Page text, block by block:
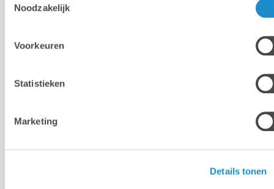
Noodzakelijk
Voorkeuren
Statistieken
Marketing
Details tonen
derden, en houden het bij zolang je je niet uitschrijft.